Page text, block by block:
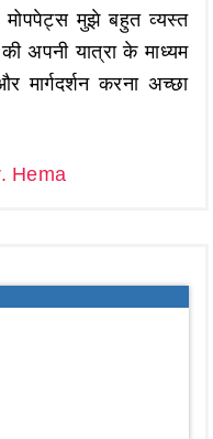
मोपपेट्स मुझे बहुत व्यस्त
अपनी यात्रा के माध्यम
मार्गदर्शन करना अच्छा
Hema